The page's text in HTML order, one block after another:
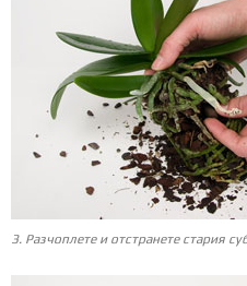
3. Разчоплете и отстранете стария